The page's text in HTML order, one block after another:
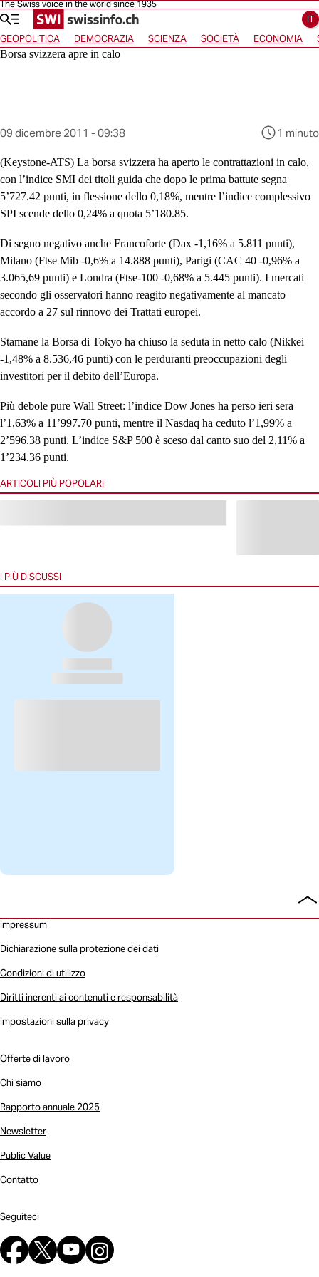
Vai alla homepage
Vai alla navigazione
Vai alla navigazione orizzontale
Vai alla selezione della lingua
Vai al contenuto
The Swiss voice in the world since 1935
IT
GEOPOLITICA DEMOCRAZIA SCIENZA SOCIETÀ ECONOMIA
Borsa svizzera apre in calo
Questo
è
stato
pubblicato
al
09 dicembre 2011 - 09:38 1 minuto
(Keystone-ATS) La borsa svizzera ha aperto le contrattazioni in calo,
con l’indice SMI dei titoli guida che dopo le prima battute segna
5’727.42 punti, in flessione dello 0,18%, mentre l’indice complessivo
SPI scende dello 0,24% a quota 5’180.85.
Di segno negativo anche Francoforte (Dax -1,16% a 5.811 punti),
Milano (Ftse Mib -0,6% a 14.888 punti), Parigi (CAC 40 -0,96% a
3.065,69 punti) e Londra (Ftse-100 -0,68% a 5.445 punti). I mercati
secondo gli osservatori hanno reagito negativamente al mancato
accordo a 27 sul rinnovo dei Trattati europei.
Stamane la Borsa di Tokyo ha chiuso la seduta in netto calo (Nikkei
-1,48% a 8.536,46 punti) con le perduranti preoccupazioni degli
investitori per il debito dell’Europa.
Più debole pure Wall Street: l’indice Dow Jones ha perso ieri sera
l’1,63% a 11’997.70 punti, mentre il Nasdaq ha ceduto l’1,99% a
2’596.38 punti. L’indice S&P 500 è sceso dal canto suo del 2,11% a
1’234.36 punti.
ARTICOLI PIÙ POPOLARI
I PIÙ DISCUSSI
Seguiteci
Impressum
Dichiarazione sulla protezione dei dati
Condizioni di utilizzo
Diritti inerenti ai contenuti e responsabilità
Impostazioni sulla privacy
Offerte di lavoro
Chi siamo
Rapporto annuale 2025
Newsletter
Public Value
Contatto